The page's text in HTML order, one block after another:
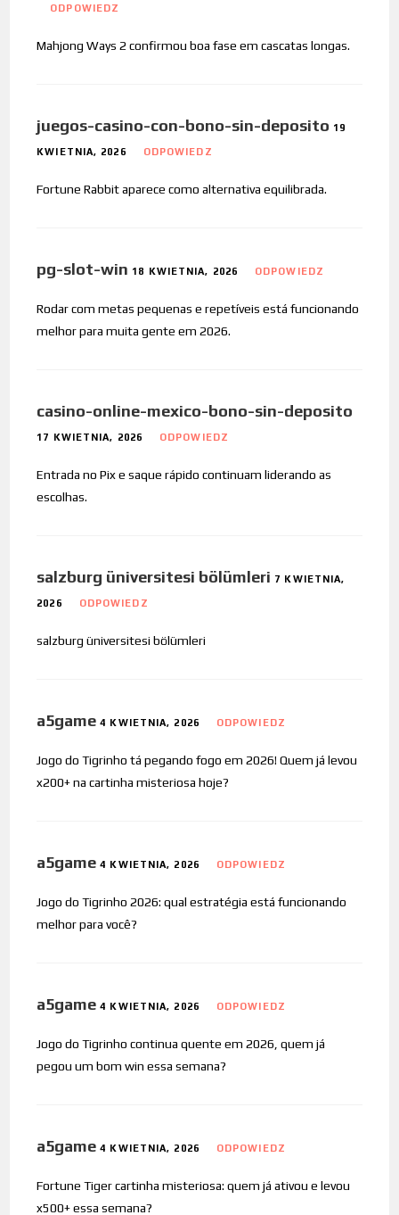
ODPOWIEDZ
Mahjong Ways 2 confirmou boa fase em cascatas longas.
juegos-casino-con-bono-sin-deposito 19
KWIETNIA, 2026 ODPOWIEDZ
Fortune Rabbit aparece como alternativa equilibrada.
pg-slot-win 18 KWIETNIA, 2026 ODPOWIEDZ
Rodar com metas pequenas e repetíveis está funcionando
melhor para muita gente em 2026.
casino-online-mexico-bono-sin-deposito
17 KWIETNIA, 2026 ODPOWIEDZ
Entrada no Pix e saque rápido continuam liderando as
escolhas.
salzburg üniversitesi bölümleri 7 KWIETNIA,
2026 ODPOWIEDZ
salzburg üniversitesi bölümleri
a5game 4 KWIETNIA, 2026 ODPOWIEDZ
Jogo do Tigrinho tá pegando fogo em 2026! Quem já levou
x200+ na cartinha misteriosa hoje?
a5game 4 KWIETNIA, 2026 ODPOWIEDZ
Jogo do Tigrinho 2026: qual estratégia está funcionando
melhor para você?
a5game 4 KWIETNIA, 2026 ODPOWIEDZ
Jogo do Tigrinho continua quente em 2026, quem já
pegou um bom win essa semana?
a5game 4 KWIETNIA, 2026 ODPOWIEDZ
Fortune Tiger cartinha misteriosa: quem já ativou e levou
x500+ essa semana?